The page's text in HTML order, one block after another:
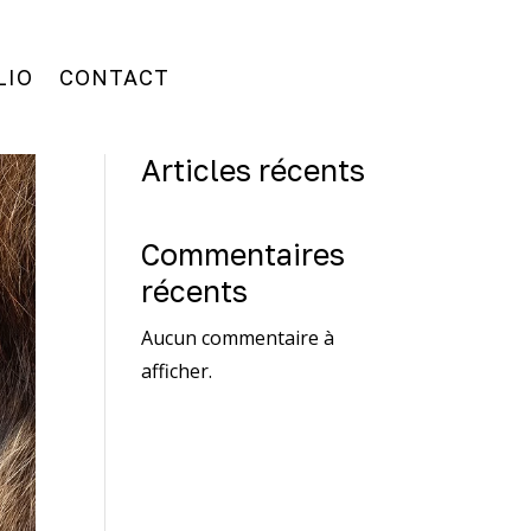
CONTACT
Articles récents
Commentaires
récents
Aucun commentaire à
afficher.